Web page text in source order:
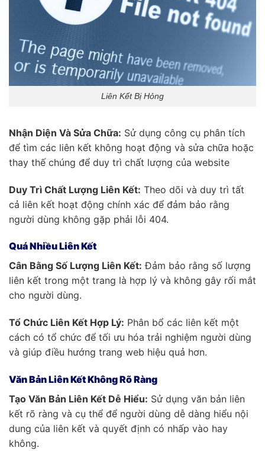
Liên Kết Bị Hỏng
Nhận Diện Và Sửa Chữa: Sử dụng công cụ phân tích
để tìm các liên kết không hoạt động và sửa chữa hoặc
thay thế chúng để duy trì chất lượng của website
Duy Trì Chất Lượng Liên Kết: Theo dõi và duy trì tất
cả liên kết hoạt động chính xác để đảm bảo rằng
người dùng không gặp phải lỗi 404.
Quá Nhiều Liên Kết
Cân Bằng Số Lượng Liên Kết: Đảm bảo rằng số lượng
liên kết trong một trang là hợp lý và không gây rối mắt
cho người dùng.
Tổ Chức Liên Kết Hợp Lý: Phân bổ các liên kết một
cách có tổ chức để tối ưu hóa trải nghiệm người dùng
và giúp điều hướng trang web hiệu quả hơn.
Văn Bản Liên Kết Không Rõ Ràng
Tạo Văn Bản Liên Kết Dễ Hiểu: Sử dụng văn bản liên
kết rõ ràng và cụ thể để người dùng dễ dàng hiểu nội
dung của liên kết và quyết định có nhấp vào hay
không.